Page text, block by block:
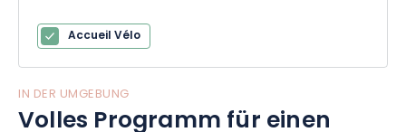
Accueil Vélo
IN DER UMGEBUNG
Volles Programm für einen